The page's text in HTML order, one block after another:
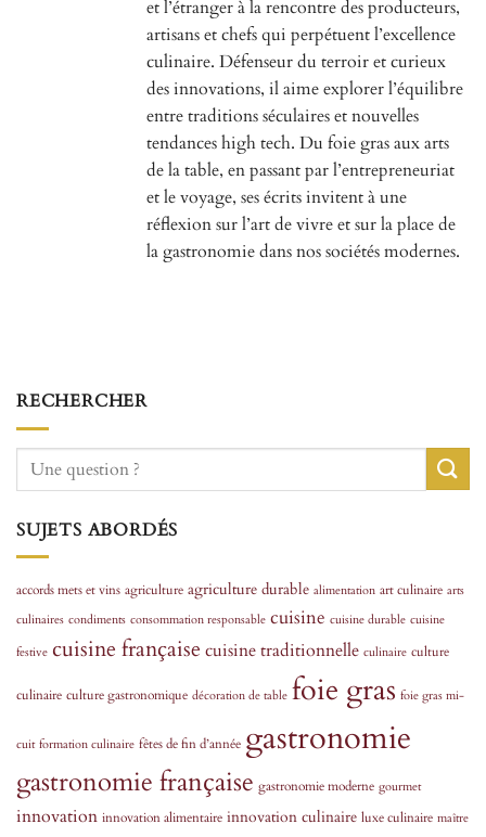
et l’étranger à la rencontre des producteurs,
artisans et chefs qui perpétuent l’excellence
culinaire. Défenseur du terroir et curieux
des innovations, il aime explorer l’équilibre
entre traditions séculaires et nouvelles
tendances high tech. Du foie gras aux arts
de la table, en passant par l’entrepreneuriat
et le voyage, ses écrits invitent à une
réflexion sur l’art de vivre et sur la place de
la gastronomie dans nos sociétés modernes.
RECHERCHER
SUJETS ABORDÉS
accords mets et vins agriculture agriculture durable alimentation art culinaire arts
culinaires condiments consommation responsable cuisine cuisine durable cuisine
festive cuisine française cuisine traditionnelle culinaire culture
culinaire culture gastronomique décoration de table foie gras foie gras mi-
cuit formation culinaire fêtes de fin d’année gastronomie
gastronomie française gastronomie moderne gourmet
innovation innovation alimentaire innovation culinaire luxe culinaire maître